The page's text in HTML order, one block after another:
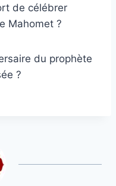
de célébrer
Mahomet ?
du prophète
?